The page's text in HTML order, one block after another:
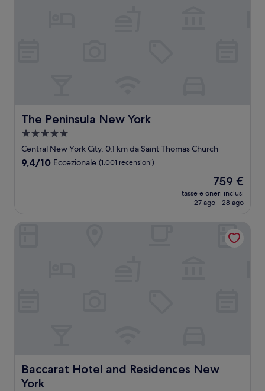
The Peninsula New York
The Peninsula New York
Struttura
a
5.0
Central New York City, 0,1 km da Saint Thomas Church
9.4
9,4/10 Eccezionale (1.001 recensioni)
Il
prezzo
attuale
759 €
759 €
tasse e oneri inclusi
27 ago - 28 ago
Baccarat Hotel and Residences New
York
Baccarat Hotel and Residences New York